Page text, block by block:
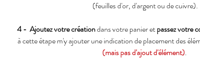
(feuilles d'or, d'argent ou de cuivre).
4 - Ajoutez votre créationdans votre panier etpassez votre
à cette étape m'y ajouter une indication de placement des
(mais pas d'ajout d'élément).